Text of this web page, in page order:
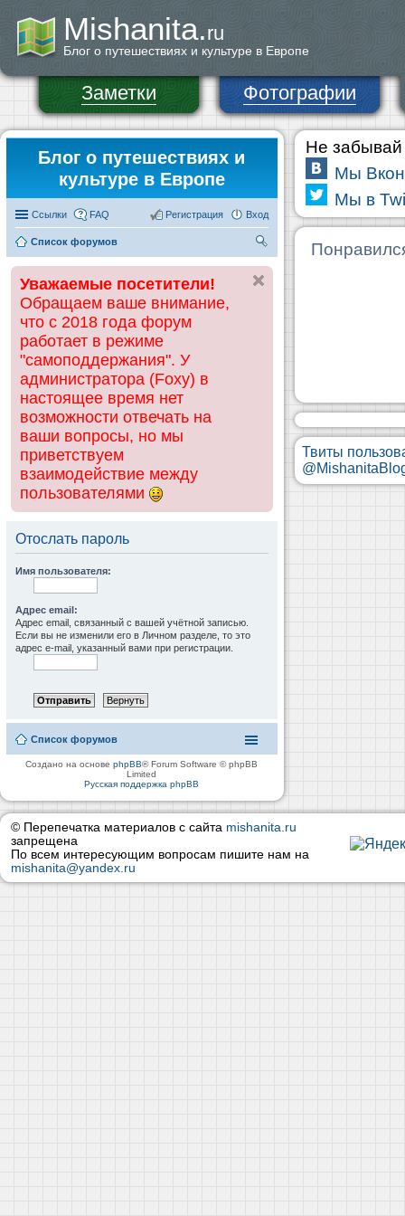
Mishanita.ru
Блог о путешествиях и культуре в Европе
Заметки Фотографии
Блог о путешествиях и
культуре в Европе
Ссылки FAQ Вход
Регистрация
Список форумов
ск
Уважаемые посетители!
Обращаем ваше внимание,
что с 2018 года форум
работает в режиме
"самоподдержания". У
администратора (Foxy) в
настоящее время нет
возможности отвечать на
ваши вопросы, но мы
приветствуем
взаимодействие между
пользователями
Отослать пароль
Имя пользователя:
Адрес email:
Адрес email, связанный с вашей учётной записью.
Если вы не изменили его в Личном разделе, то это
адрес e-mail, указанный вами при регистрации.
Список форумов
Создано на основеphpBB® Forum Software © phpBB
Limited
Русская поддержка phpBB
Не забывай
Мы
Мы в
Твиты
© Перепечатка материалов с сайта mishanita.ru
запрещена
По всем интересующим вопросам пишите нам на
mishanita@yandex.ru